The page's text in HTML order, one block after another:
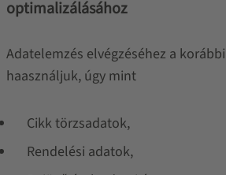
optimalizálásához
Adatelemzés elvégzéséhez a
haasználjuk, úgy mint
Cikk törzsadatok,
Rendelési adatok,